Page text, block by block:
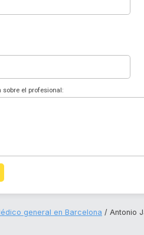
sobre el profesional:
general en Barcelona Antonio